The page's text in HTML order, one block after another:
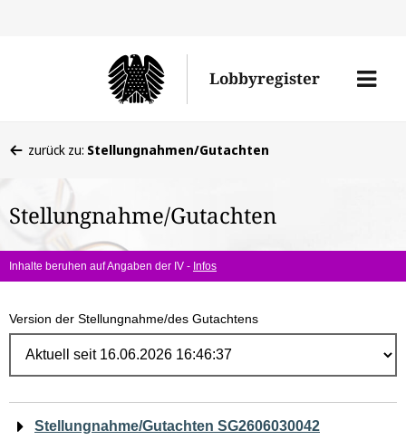
Lobbyregister
Menü
befinden
hier:
zurück zu: Stellungnahmen/Gutachten
Stellungnahme/Gutachten
Inhalte beruhen auf Angaben der IV - Infos
Version der Stellungnahme/des Gutachtens
Navigation
Stellungnahme/Gutachten SG2606030042